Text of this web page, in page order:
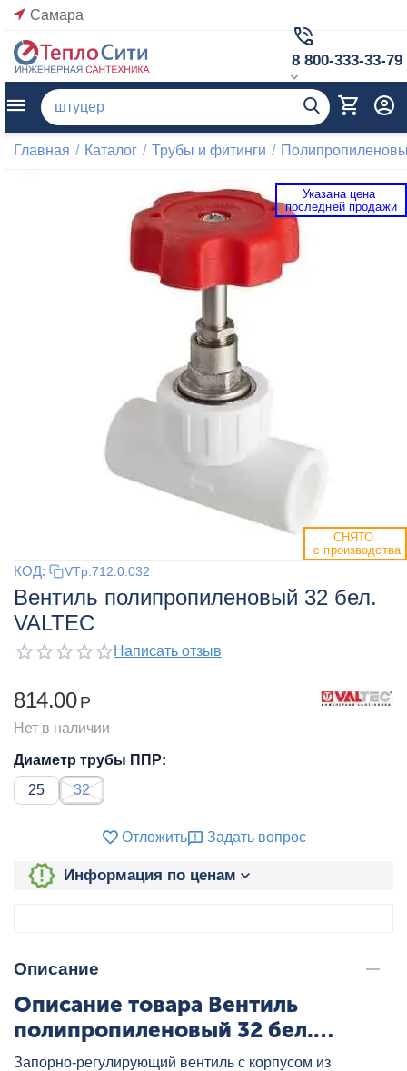
Самара
8 800-333-33-79
Главная / Каталог / Трубы и фитинги /
Указана цена
последней продажи
СНЯТО
с производства
КОД: VTp.712.0.032
Вентиль полипропиленовый 32 бел.
VALTEC
Написать отзыв
814.00 Р
Нет в наличии
Диаметр трубы ППР:
25
32
Отложить Задать вопрос
Информация по ценам
Описание
Описание товара Вентиль
полипропиленовый 32 бел.
VALTEC, артикул: VTp.712.0.032
Запорно-регулирующий вентиль с корпусом из